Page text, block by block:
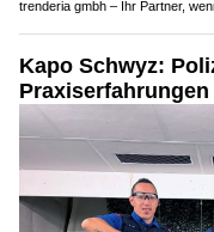
trenderia gmbh – Ihr Partner,
Kapo Schwyz: